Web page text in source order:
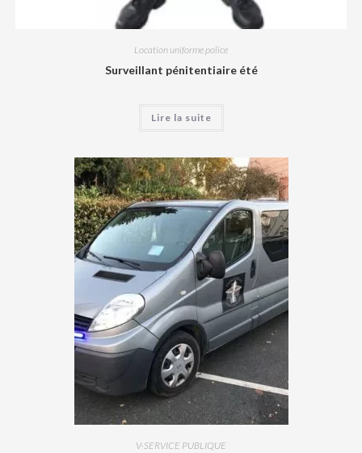
Location uniforme police
Surveillant pénitentiaire été
Lire la suite
V-SERVICE PUBLIQUE